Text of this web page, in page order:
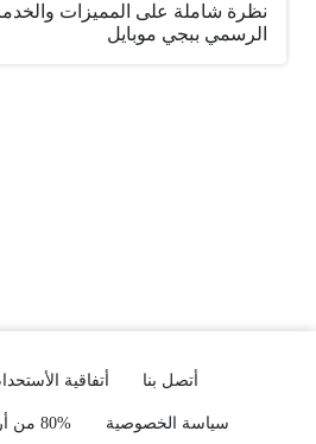
نظرة شاملة على المميزات
الرسمي ببجي موبايل
أتصل بنا أتفاقية
سياسة الخصوصية 80% من أرباح جوجل أدسنس